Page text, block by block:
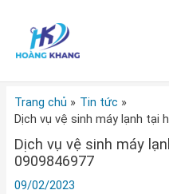
dung
Trang chủ
Tin tức
Dịch vụ vệ sinh máy lạnh tại
Dịch vụ vệ sinh máy
0909846977
09/02/2023